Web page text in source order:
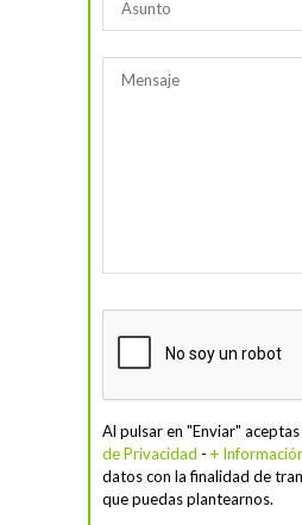
Al pulsar en "Enviar"
de Privacidad - +
datos con la finalidad de
que puedas plantearnos.